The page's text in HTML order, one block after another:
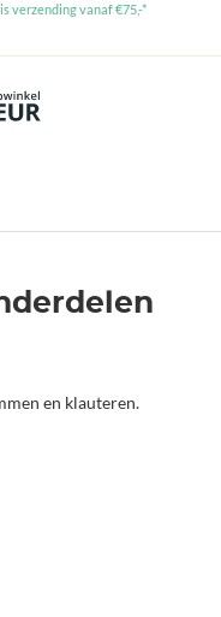
verzending vanaf €75,-*
en klauteren.